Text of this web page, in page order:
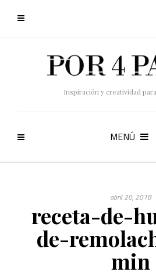
Inspiración y creatividad
MENÚ
abril 20, 2018
receta-de-
de-
min